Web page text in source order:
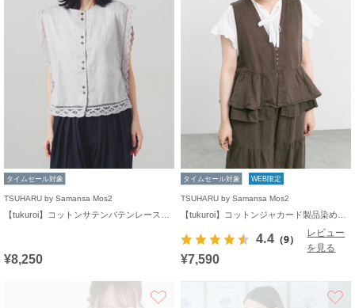
タイムセール対象
TSUHARU by Samansa Mos2
¥8,250
タイムセール対象 WEB限定
TSUHARU by Samansa Mos2
4.4 （9）
レビュー
を見る
¥7,590